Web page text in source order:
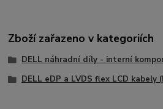
Zboží zařazeno v kategoriích
DELL náhradní díly - interní
DELL eDP a LVDS flex LCD kabely